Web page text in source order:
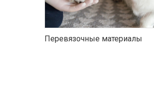
Перевязочные материалы